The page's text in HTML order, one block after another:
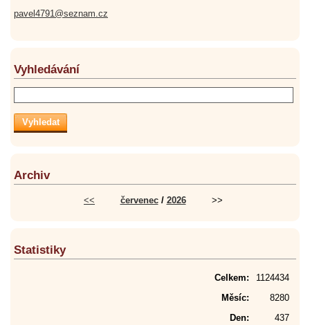
pavel4791@seznam.cz
Vyhledávání
Archiv
<< červenec/ 2026 >>
Statistiky
Celkem:
1124434
Měsíc:
8280
Den:
437